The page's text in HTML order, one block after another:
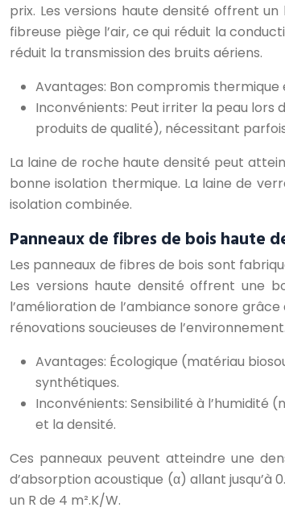
prix. Les versions haute densité offrent
fibreuse piège l’air, ce qui réduit la
réduit la transmission des bruits aériens.
Avantages: Bon compromis
Inconvénients: Peut irriter la peau
produits de qualité), nécessitant
La laine de roche haute densité peut
bonne isolation thermique. La laine de
isolation combinée.
Panneaux de fibres de bois haute
Les panneaux de fibres de bois sont
Les versions haute densité offrent une
l’amélioration de l’ambiance sonore
rénovations soucieuses de l’environnement.
Avantages: Écologique (matériau
synthétiques.
Inconvénients: Sensibilité à
et la densité.
Ces panneaux peuvent atteindre une
d’absorption acoustique (α) allant
un R de 4 m².K/W.